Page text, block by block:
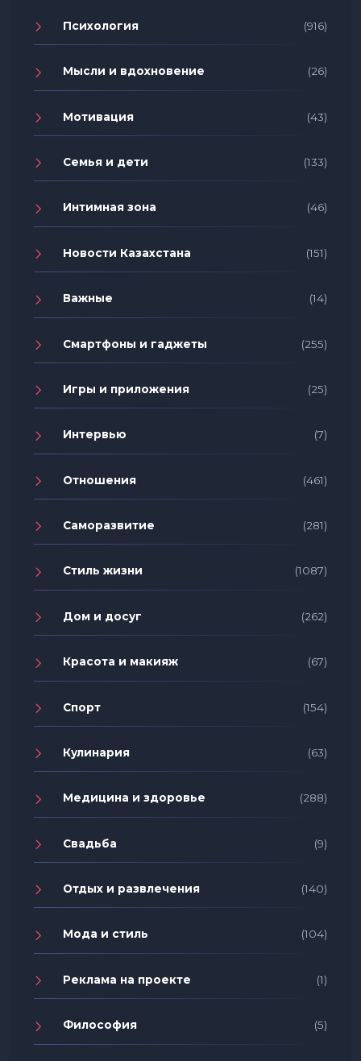
Психология (916)
Мысли и вдохновение (26)
Мотивация (43)
Семья и дети (133)
Интимная зона (46)
Новости Казахстана (151)
Важные (14)
Смартфоны и гаджеты (255)
Игры и приложения (25)
Интервью (7)
Отношения (461)
Саморазвитие (281)
Стиль жизни (1087)
Дом и досуг (262)
Красота и макияж (67)
Спорт (154)
Кулинария (63)
Медицина и здоровье (288)
Свадьба (9)
Отдых и развлечения (140)
Мода и стиль (104)
Реклама на проекте (1)
Философия (5)